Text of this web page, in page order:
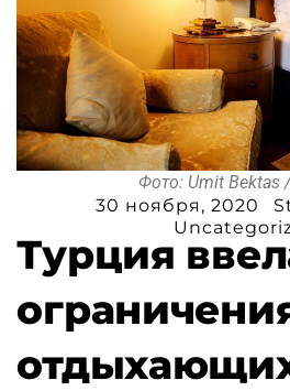
Фото: Umit Bektas
30 ноября, 2020
Турция